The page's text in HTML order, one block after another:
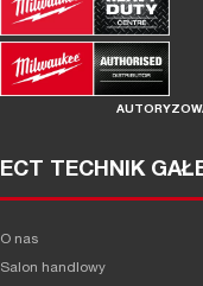
ECT TECHNIK
O nas
Salon handlowy